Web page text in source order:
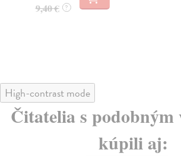
9,40 € ?
High-contrast mode
Čitatelia s podobným
kúpili aj: